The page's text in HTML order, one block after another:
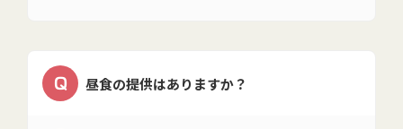
Q 昼食の提供はありますか？